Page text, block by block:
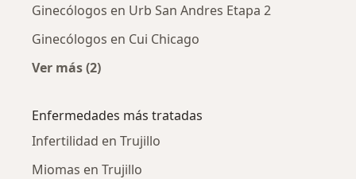
Ginecólogos en Urb San Andres Etapa 2
Ginecólogos en Cui Chicago
Ver más (2)
Enfermedades más tratadas
Infertilidad en Trujillo
Miomas en Trujillo